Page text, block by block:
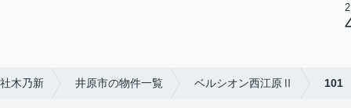
木乃新 井原市の物件一覧 ベルシオン西江原Ⅱ 101